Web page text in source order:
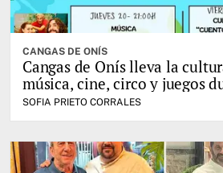
CANGAS DE ONÍS
Cangas de Onís lleva la
música, cine, circo y juegos
SOFIA PRIETO CORRALES